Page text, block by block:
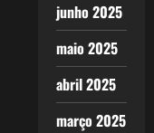
junho 2025
maio 2025
abril 2025
março 2025